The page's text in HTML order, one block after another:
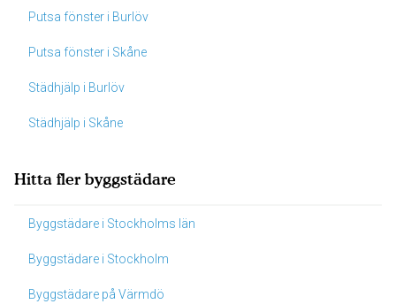
Putsa fönster i Burlöv
Putsa fönster i Skåne
Städhjälp i Burlöv
Städhjälp i Skåne
Hitta fler byggstädare
Byggstädare i Stockholms län
Byggstädare i Stockholm
Byggstädare på Värmdö